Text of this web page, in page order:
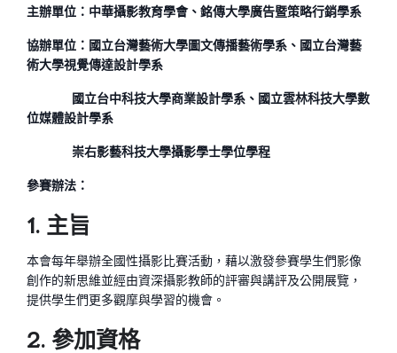
主辦單位：中華攝影教育學會、銘傳大學廣告暨策略行銷學系
協辦單位： 國立台灣藝術大學圖文傳播藝術學系、國立台灣藝
術大學視覺傳達設計學系
國立台中科技大學商業設計學系、國立雲林科技大學數
位媒體設計學系
崇右影藝科技大學攝影學士學位學程
參賽辦法：
1. 主旨
本會每年舉辦全國性攝影比賽活動，藉以激發參賽學生們影像
創作的新思維並經由資深攝影教師的評審與講評及公開展覽，
提供學生們更多觀摩與學習的機會。
2. 參加資格